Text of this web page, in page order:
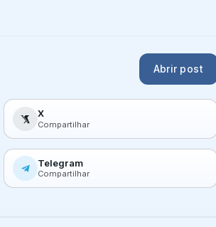
Abrir post
X
Compartilhar
Telegram
Compartilhar